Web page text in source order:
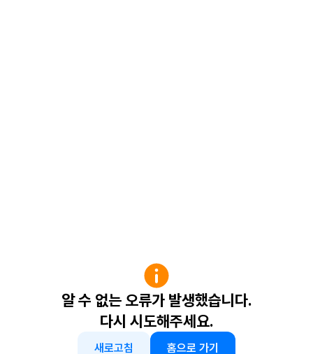
알 수 없는 오류가 발생했습니다.
다시 시도해주세요.
새로고침 홈으로 가기